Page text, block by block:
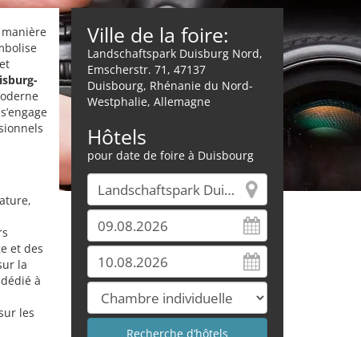
et des
la
à
les
Ville de la foire:
Landschaftspark Duisburg Nord,
Emscherstr. 71, 47137
Duisbourg, Rhénanie du Nord-
Westphalie, Allemagne
Hôtels
pour date de foire à Duisbourg